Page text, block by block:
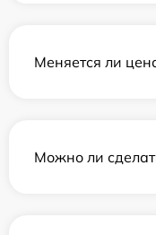
Меняется ли
Можно ли